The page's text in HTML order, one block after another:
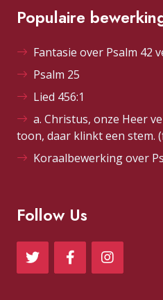
Populaire
Fantasie over Psalm 42
Psalm 25
Lied 456:1
a. Christus, onze Heer
toon, daar klinkt een stem.
Koraalbewerking over
Follow Us